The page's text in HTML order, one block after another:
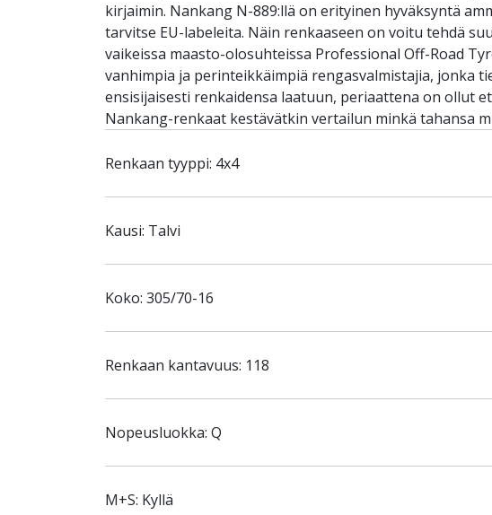
kirjaimin. Nankang N-889:llä on erityinen hyväksyntä
tarvitse EU-labeleita. Näin renkaaseen on voitu tehdä
vaikeissa maasto-olosuhteissa Professional Off-Road
vanhimpia ja perinteikkäimpiä rengasvalmistajia, jonka
ensisijaisesti renkaidensa laatuun, periaattena on ollut
Nankang-renkaat kestävätkin vertailun minkä tahansa
Renkaan tyyppi: 4x4
Kausi: Talvi
Koko: 305/70-16
Renkaan kantavuus: 118
Nopeusluokka: Q
M+S: Kyllä